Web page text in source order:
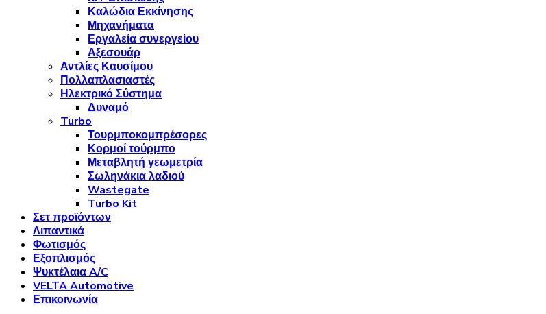
Καλώδια Εκκίνησης
Μηχανήματα
Εργαλεία συνεργείου
Αξεσουάρ
Αντλίες Καυσίμου
Πολλαπλασιαστές
Ηλεκτρικό Σύστημα
Δυναμό
Turbo
Τουρμποκομπρέσορες
Κορμοί τούρμπο
Μεταβλητή γεωμετρία
Σωληνάκια λαδιού
Wastegate
Turbo Kit
Σετ προϊόντων
Λιπαντικά
Φωτισμός
Εξοπλισμός
Ψυκτέλαια A/C
VELTA Automotive
Επικοινωνία